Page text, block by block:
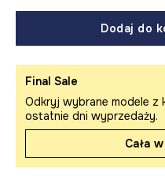
Dodaj do
Final Sale
Odkryj wybrane modele z
ostatnie dni wyprzedaży.
Cała